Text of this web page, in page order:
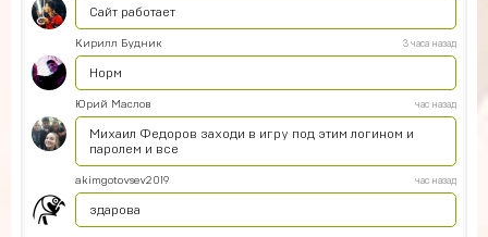
Сайт работает
Кирилл Будник 3 часа назад
Норм
Юрий Маслов час назад
Михаил Федоров заходи в игру под этим логином и
паролем и все
akimgotovsev2019 час назад
здарова